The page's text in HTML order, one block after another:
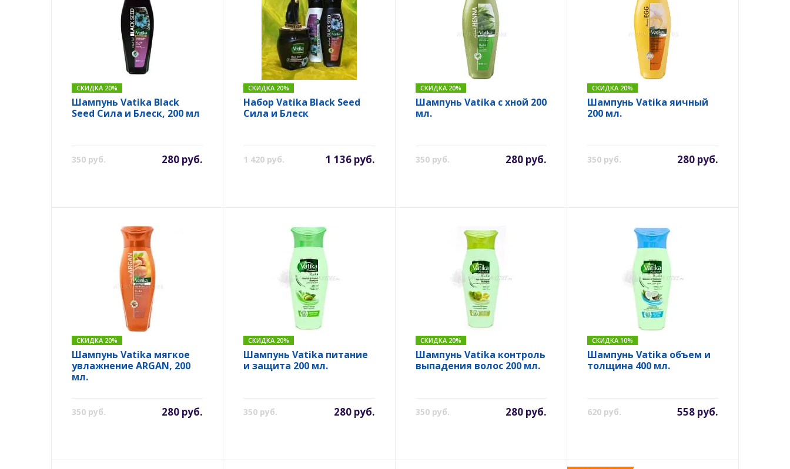
СКИДКА 20%
Шампунь Vatika Black
Seed Сила и Блеск, 200 мл
350 руб. 280 руб.
СКИДКА 20%
Набор Vatika Black Seed
Сила и Блеск
1 420 руб. 1 136 руб.
СКИДКА 20%
Шампунь Vatika с хной 200
мл.
350 руб. 280 руб.
СКИДКА 20%
Шампунь Vatika яичный
200 мл.
350 руб. 280 руб.
СКИДКА 20%
Шампунь Vatika мягкое
увлажнение ARGAN, 200
мл.
350 руб. 280 руб.
СКИДКА 20%
Шампунь Vatika питание
и защита 200 мл.
350 руб. 280 руб.
СКИДКА 20%
Шампунь Vatika контроль
выпадения волос 200 мл.
350 руб. 280 руб.
СКИДКА 10%
Шампунь Vatika объем и
толщина 400 мл.
620 руб. 558 руб.